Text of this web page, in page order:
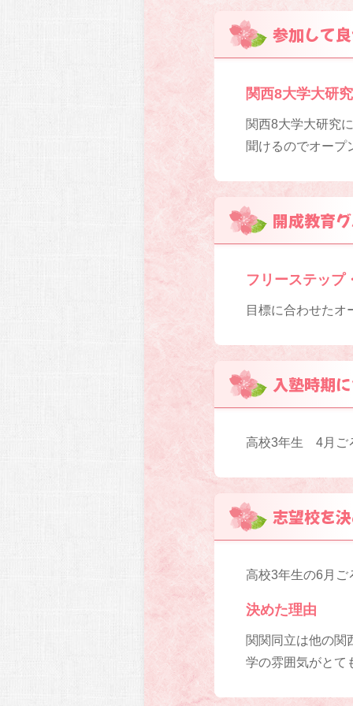
参加して
関西8大学大研究
関西8大学大研究
聞けるのでオープ
開成教育
フリーステップ
目標に合わせたオ
入塾時期
高校3年生 4月ご
志望校を
高校3年生の6月ご
決めた理由
関関同立は他の関
学の雰囲気がとて